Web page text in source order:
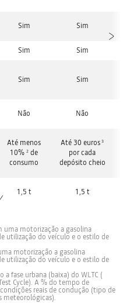
Sim Sim
Sim Sim
Sim Sim
Não Não
Até menos
10% 2 de
consumo
Até 30 euros 3
por cada
depósito cheio
1,5 t 1,5 t
uma motorização a gasolina
utilização do veículo e o estilo de
motorização a gasolina
utilização do veículo e o estilo de
fase urbana (baixa) do WLTC (
Cycle). A % do tempo de
reais de condução (tipo de
meteorológicas).